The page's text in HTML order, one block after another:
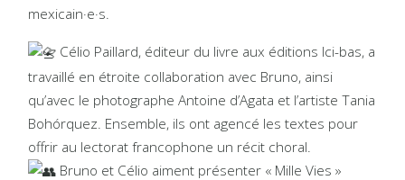
mexicain·e·s.
Célio Paillard, éditeur du livre aux éditions Ici-bas, a
travaillé en étroite collaboration avec Bruno, ainsi
qu’avec le photographe Antoine d’Agata et l’artiste Tania
Bohórquez. Ensemble, ils ont agencé les textes pour
offrir au lectorat francophone un récit choral.
Bruno et Célio aiment présenter « Mille Vies »